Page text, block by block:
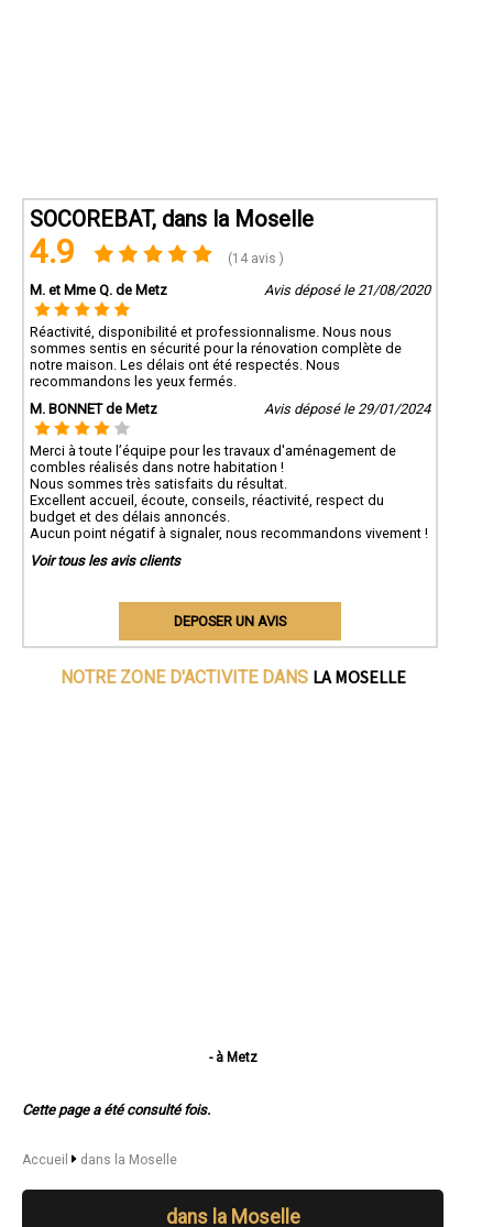
SOCOREBAT, dans la Moselle
4.9 (14 avis )
M. et Mme Q. de Metz Avis déposé le 21/08/2020
Réactivité, disponibilité et professionnalisme. Nous nous
sommes sentis en sécurité pour la rénovation complète de
notre maison. Les délais ont été respectés. Nous
recommandons les yeux fermés.
M. BONNET de Metz
Avis déposé le 29/01/2024
Merci à toute l’équipe pour les travaux d'aménagement de
combles réalisés dans notre habitation !
Nous sommes très satisfaits du résultat.
Excellent accueil, écoute, conseils, réactivité, respect du
budget et des délais annoncés.
Aucun point négatif à signaler, nous recommandons vivement !
Voir tous les avis clients
DEPOSER UN AVIS
NOTRE ZONE D'ACTIVITE DANS LA MOSELLE
- à Metz
- à Sarreguemines
- à Creutzwald
Cette page a été consulté fois.
Accueil dans la Moselle
dans la Moselle